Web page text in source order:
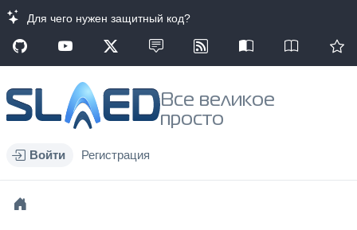
Для чего нужен защитный код?
Все великое
просто
Войти Регистрация